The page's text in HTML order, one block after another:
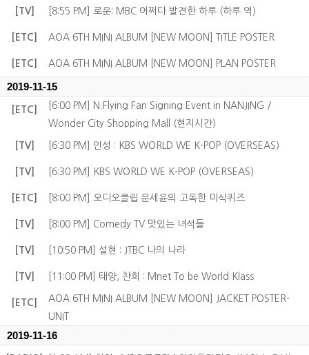
[TV] [8:55 PM] 로운: MBC 어쩌다 발견한 하루 (하루 역)
[ETC] AOA 6TH MINI ALBUM [NEW MOON] TITLE POSTER
[ETC] AOA 6TH MINI ALBUM [NEW MOON] PLAN POSTER
2019-11-15
[ETC]
[6:00 PM] N.Flying Fan Signing Event in NANJING /
Wonder City Shopping Mall (현지시간)
[TV] [6:30 PM] 인성 : KBS WORLD WE K-POP (OVERSEAS)
[TV] [6:30 PM] KBS WORLD WE K-POP (OVERSEAS)
[ETC] [8:00 PM] 오디오클립 문세윤의 고독한 미식퀴즈
[TV] [8:00 PM] Comedy TV 맛있는 녀석들
[TV] [10:50 PM] 설현 : JTBC 나의 나라
[TV] [11:00 PM] 태양, 찬희 : Mnet To be World Klass
[ETC]
AOA 6TH MINI ALBUM [NEW MOON] JACKET POSTER-
UNIT
2019-11-16